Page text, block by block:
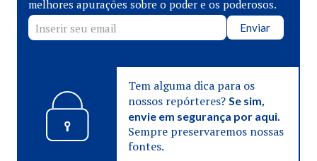
melhores apurações sobre o poder e os poderosos.
Enviar
Tem alguma dica para os
nossos repórteres? Se sim,
envie em segurança por aqui.
Sempre preservaremos nossas
fontes.